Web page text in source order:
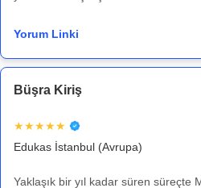
Yorum Linki
Büşra Kiriş
★★★★★
Edukas İstanbul (Avrupa)
Yaklaşık bir yıl kadar süren süreçte